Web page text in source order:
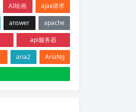
AI绘画
ajax请求
answer
apache
api服务器
aria2
AriaNg